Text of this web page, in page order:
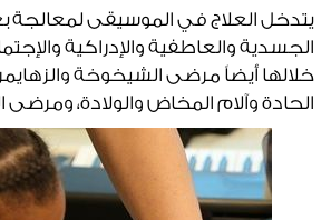
يتدخل العلاج في الموسيقى
الجسدية والعاطفية والإدراكية
خلالها أيضاً مرضى الشيخوخة
الحادة وآلام المخاض والولادة،